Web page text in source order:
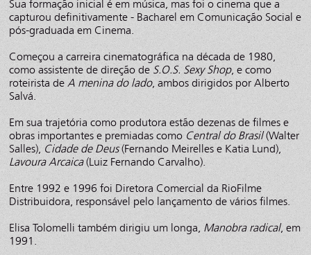
Sua formação inicial é em música, mas foi o cinema que a
capturou definitivamente - Bacharel em Comunicação Social e
pós-graduada em Cinema.
Começou a carreira cinematográfica na década de 1980,
como assistente de direção de S.O.S. Sexy Shop, e como
roteirista deA menina do lado, ambos dirigidos por Alberto
Salvá.
Em sua trajetória como produtora estão dezenas de filmes e
obras importantes e premiadas como Central do Brasil(Walter
Salles), Cidade de Deus(Fernando Meirelles e Katia Lund),
Lavoura Arcaica(Luiz Fernando Carvalho).
Entre 1992 e 1996 foi Diretora Comercial da RioFilme
Distribuidora, responsável pelo lançamento de vários filmes.
Elisa Tolomelli também dirigiu um longa, Manobra radical, em
1991.